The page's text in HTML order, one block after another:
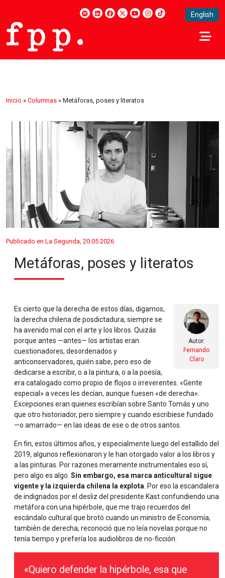
English
Inicio » Columnas » Metáforas, poses y literatos
Publicado en La Segunda, 20.05.2026
Metáforas, poses y literatos
Autor:
Fernando
Claro
Es cierto que la derecha de estos días, digamos,
la derecha chilena de posdictadura, siempre se
ha avenido mal con el arte y los libros. Quizás
porque antes —antes— los artistas eran
cuestionadores, desordenados y
anticonservadores, quién sabe, pero eso de
dedicarse a escribir, o a la pintura, o a la poesía,
era catalogado como propio de flojos o irreverentes. «Gente
especial» a veces les decían, aunque fuesen «de derecha».
Excepciones eran quienes escribían sobre Santo Tomás y uno
que otro historiador, pero siempre y cuando escribiese fundado
—o amarrado— en las ideas de ese o de otros santos.
En fin, estos últimos años, y especialmente luego del estallido del
2019, algunos reflexionaron y le han otorgado valor a los libros y
a las pinturas. Por razones meramente instrumentales eso sí,
pero algo es algo. Sin embargo, esa marca anticultural sigue
vigente y la izquierda chilena la explota . Por eso la escandalera
de indignados por el desliz del presidente Kast confundiendo una
metáfora con una hipérbole, que me trajo recuerdos del
escándalo cultural que brotó cuando un ministro de Economía,
también de derecha, reconoció que no leía novelas porque no
tenía tiempo y prefería los audiolibros de no-ficción.
«Quiero defender la hipérbole, esa que